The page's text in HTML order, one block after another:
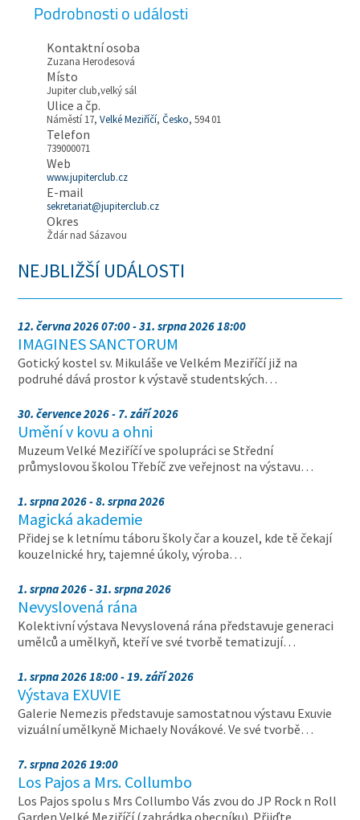
Podrobnosti o události
Kontaktní osoba
Zuzana Herodesová
Místo
Jupiter club,velký sál
Ulice a čp.
Náměstí 17,Velké Meziříčí,Česko, 594 01
Telefon
739000071
Web
www.jupiterclub.cz
E-mail
sekretariat@jupiterclub.cz
Okres
Ždár nad Sázavou
NEJBLIŽŠÍ UDÁLOSTI
12. června 2026 07:00 - 31. srpna 2026 18:00
IMAGINES SANCTORUM
Gotický kostel sv. Mikuláše ve Velkém Meziříčí již na
podruhé dává prostor k výstavě studentských…
30. července 2026 - 7. září 2026
Umění v kovu a ohni
Muzeum Velké Meziříčí ve spolupráci se Střední
průmyslovou školou Třebíč zve veřejnost na výstavu…
1. srpna 2026 - 8. srpna 2026
Magická akademie
Přidej se k letnímu táboru školy čar a kouzel, kde tě čekají
kouzelnické hry, tajemné úkoly, výroba…
1. srpna 2026 - 31. srpna 2026
Nevyslovená rána
Kolektivní výstava Nevyslovená rána představuje generaci
umělců a umělkyň, kteří ve své tvorbě tematizují…
1. srpna 2026 18:00 - 19. září 2026
Výstava EXUVIE
Galerie Nemezis představuje samostatnou výstavu Exuvie
vizuální umělkyně Michaely Novákové. Ve své tvorbě…
7. srpna 2026 19:00
Los Pajos a Mrs. Collumbo
Los Pajos spolu s Mrs Collumbo Vás zvou do JP Rock n Roll
Garden Velké Meziříčí (zahrádka obecníku). Přijďte…